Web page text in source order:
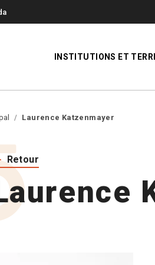
INSTITUTIONS ET
Laurence Katzenmayer
Retour